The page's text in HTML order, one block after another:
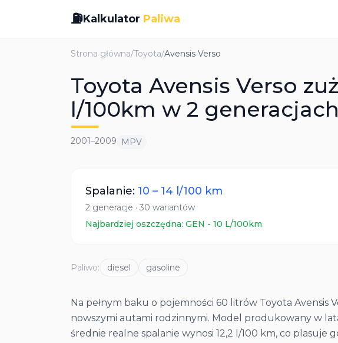
⛽Kalkulator Paliwa
Strona główna/Toyota/Avensis Verso
Toyota Avensis Verso
l/100km w 2 generacjach
2001–2009 MPV
Spalanie: 10 – 14 l/100 km
2 generacje · 30 wariantów
Najbardziej oszczędna: GEN - 10 L/100km
Paliwo: diesel gasoline
Na pełnym baku o pojemności 60 litrów Toyota
nowszymi autami rodzinnymi. Model produkowany w
średnie realne spalanie wynosi 12,2 l/100 km, co